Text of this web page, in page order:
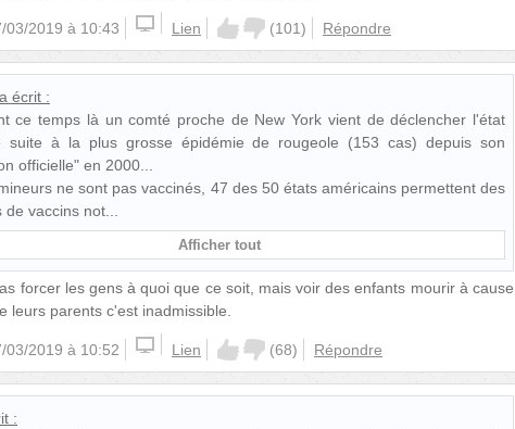
03/2019 à 10:43 Lien (101) Répondre
a écrit :
ce temps là un comté proche de New York vient de déclencher l'état
suite à la plus grosse épidémie de rougeole (153 cas) depuis son
officielle" en 2000...
ne sont pas vaccinés, 47 des 50 états américains permettent des
de vaccins not
Afficher tout
forcer les gens à quoi que ce soit, mais voir des enfants mourir à cause
leurs parents c'est inadmissible.
03/2019 à 10:52 Lien (68) Répondre
: